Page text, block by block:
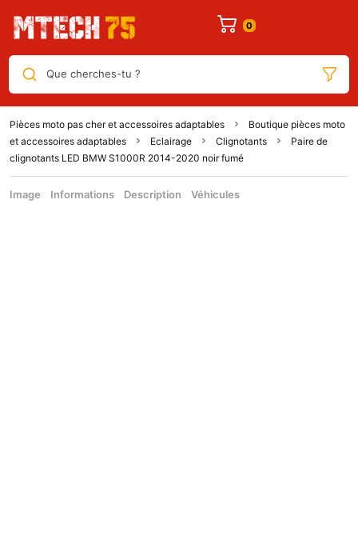
Que cherches-tu ?
Pièces moto pas cher et accessoires adaptables
Boutique pièces moto
et accessoires adaptables
Eclairage Clignotants
Paire de
clignotants LED BMW S1000R 2014-2020 noir fumé
Image Informations Description Véhicules